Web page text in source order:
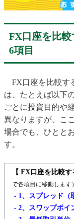
FX口座を比
6項目
FX口座を比較す
は、たとえば以下
ごとに投資目的や
異なりますが、こ
場合でも、ひとと
す。
【 FX口座を比較
で各項目に移動します）
- 1、スプレッド（
- 2、スワップポイ